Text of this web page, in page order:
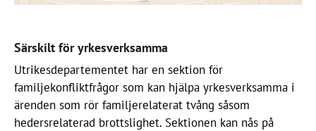
Särskilt för yrkesverksamma
Utrikesdepartementet har en sektion för
familjekonfliktfrågor som kan hjälpa yrkesverksamma i
ärenden som rör familjerelaterat tvång såsom
hedersrelaterad brottslighet. Sektionen kan nås på